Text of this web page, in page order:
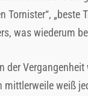
Tornister“,
was wiederum
der
mittlerweile weiß